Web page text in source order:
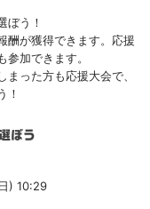
ぼう！
酬が獲得できます。応援
加できます。
った方も応援大会で、
！
ぼう
) 10:29